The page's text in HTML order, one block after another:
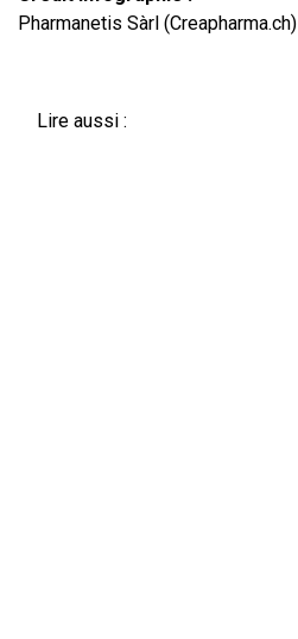
Pharmanetis Sàrl (Creapharma.ch)
Lire aussi :